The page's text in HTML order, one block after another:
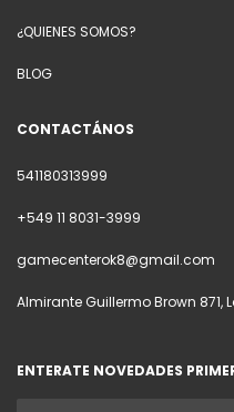
¿QUIENES SOMOS?
BLOG
CONTACTÁNOS
541180313999
+549 11 8031-3999
gamecenterok8@gmail.com
Almirante Guillermo Brown 871,
ENTERATE NOVEDADES